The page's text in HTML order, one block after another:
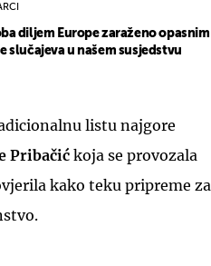
diljem Europe zaraženo opasnim
slučajeva u našem susjedstvu
listu najgore
Pribačić koja se provozala
kako teku pripreme za